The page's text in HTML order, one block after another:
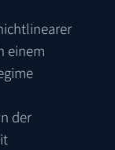
einem
der